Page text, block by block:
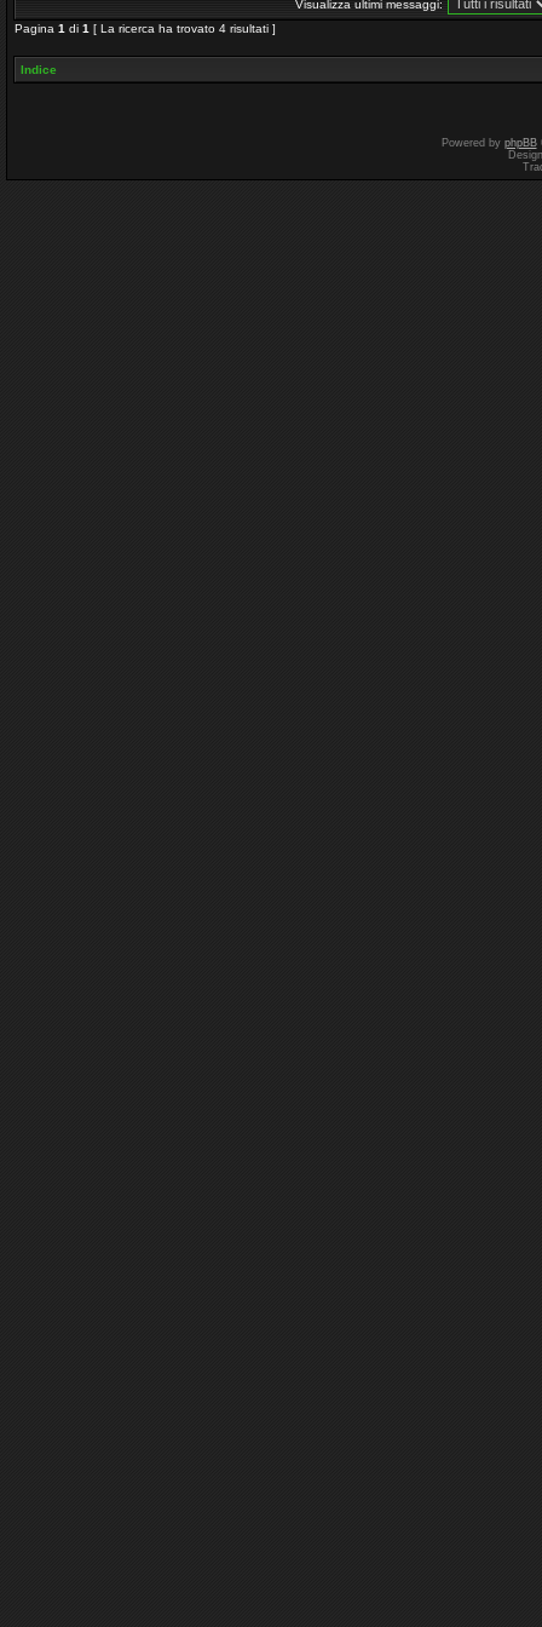
Visualizza ultimi messaggi:
Pagina 1 di 1 [ La ricerca ha trovato 4 risultati ]
Indice
Powered by phpBB